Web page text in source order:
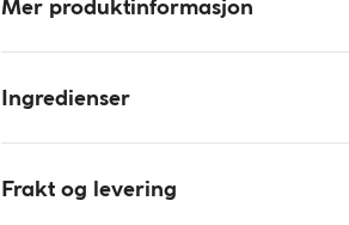
Mer produktinformasjon
Ingredienser
Frakt og levering